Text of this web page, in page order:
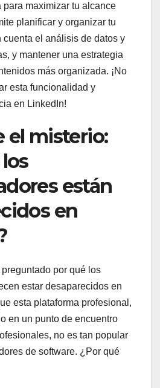
para maximizar tu alcance
planificar y organizar tu
cuenta el análisis de datos y
y mantener una estrategia
más organizada. ¡No
esta funcionalidad y
en LinkedIn!
el misterio:
están
en
por qué los
estar desaparecidos en
esta plataforma profesional,
en un punto de encuentro
no es tan popular
de software. ¿Por qué